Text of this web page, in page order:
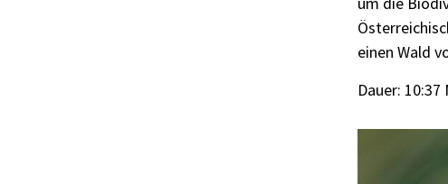
einen Wald
Dauer: 10:37